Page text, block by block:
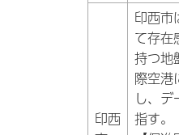
印西
印西市
て存在
持つ地
際空港
し、
指す。